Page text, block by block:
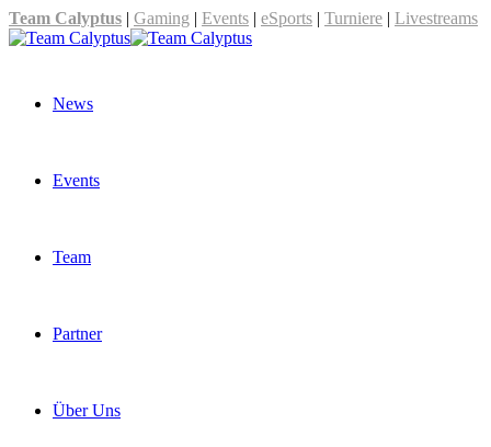
Team Calyptus | Gaming | Events | eSports | Turniere | Livestreams
News
Events
Team
Partner
Über Uns